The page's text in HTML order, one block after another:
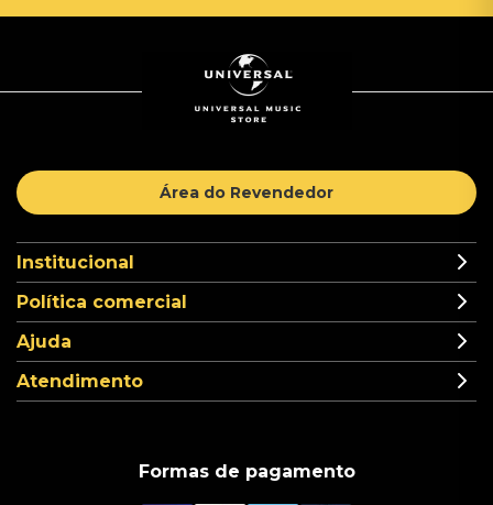
Área do Revendedor
Institucional
Política comercial
Ajuda
Atendimento
Formas de pagamento